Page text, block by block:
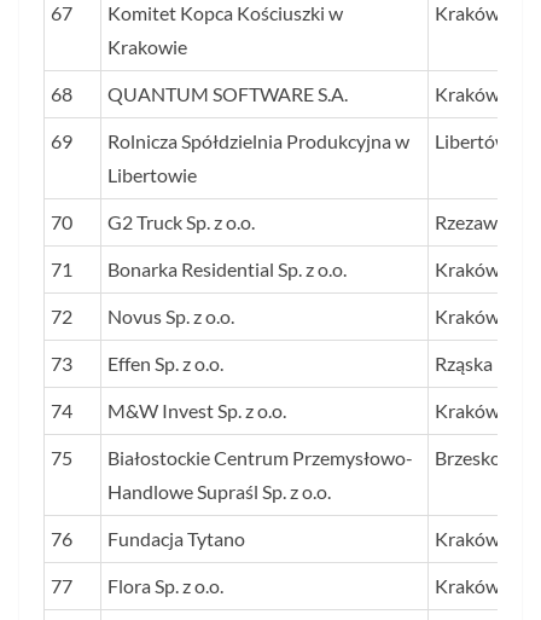
67
Komitet Kopca Kościuszki w
Krakowie
Kraków
68 QUANTUM SOFTWARE S.A. Kraków
69
Rolnicza Spółdzielnia Produkcyjna w
Libertowie
Libertów
70 G2 Truck Sp. z o.o. Rzezawa
71 Bonarka Residential Sp. z o.o. Kraków
72 Novus Sp. z o.o. Kraków
73 Effen Sp. z o.o. Rząska
74 M&W Invest Sp. z o.o. Kraków
75
Białostockie Centrum Przemysłowo-
Handlowe Supraśl Sp. z o.o.
Brzesko
76 Fundacja Tytano Kraków
77 Flora Sp. z o.o. Kraków